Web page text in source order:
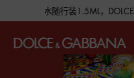
士香水随行装1.5ML，